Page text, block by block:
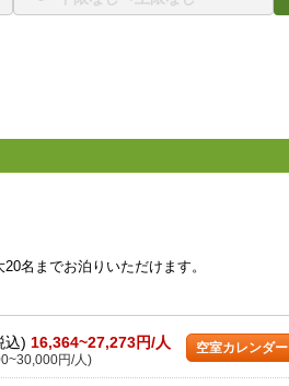
名までお泊りいただけます。
込) 16,364~27,273円/人
円/人)
空室カレンダー